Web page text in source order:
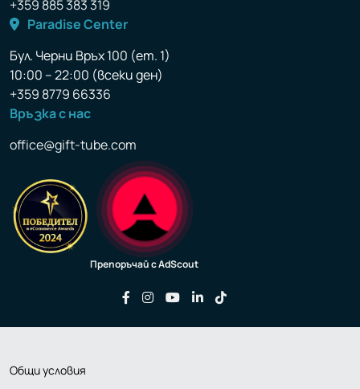
+359 885 383 319
Paradise Center
Бул. Черни Връх 100 (ет. 1)
10:00 – 22:00 (всеки ден)
+359 8779 66336
Връзка с нас
office@gift-tube.com
Препоръчай с AdScout
Последвайте ни във Facebook
Последвайте ни във Instagram
Последвайте ни във
Последвайте ни във
Общи условия